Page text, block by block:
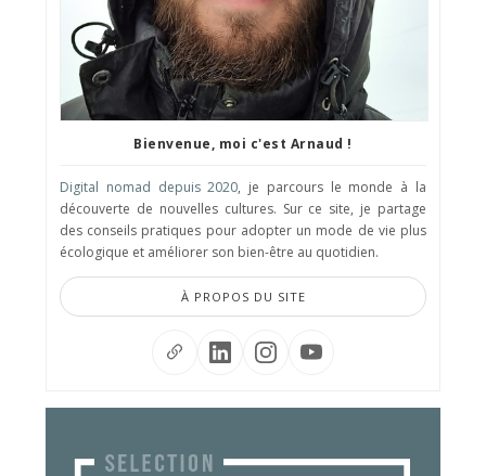
Bienvenue, moi c'est Arnaud !
Digital nomad depuis 2020, je parcours le monde à la
découverte de nouvelles cultures. Sur ce site, je partage
des conseils pratiques pour adopter un mode de vie plus
écologique et améliorer son bien-être au quotidien.
À PROPOS DU SITE